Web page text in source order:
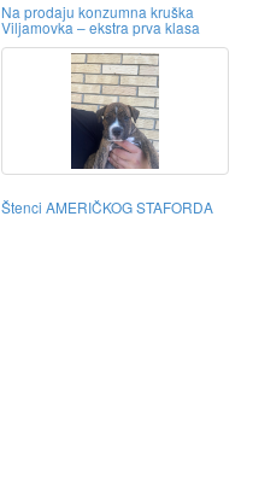
Na prodaju konzumna kruška
Viljamovka – ekstra prva klasa
Štenci AMERIČKOG STAFORDA